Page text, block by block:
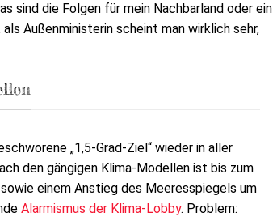
sind die Folgen für mein Nachbarland oder ein
Außenministerin scheint man wirklich sehr,
„1,5-Grad-Ziel“ wieder in aller
den gängigen Klima-Modellen ist bis zum
einem Anstieg des Meeresspiegels um
Alarmismus der Klima-Lobby. Problem: